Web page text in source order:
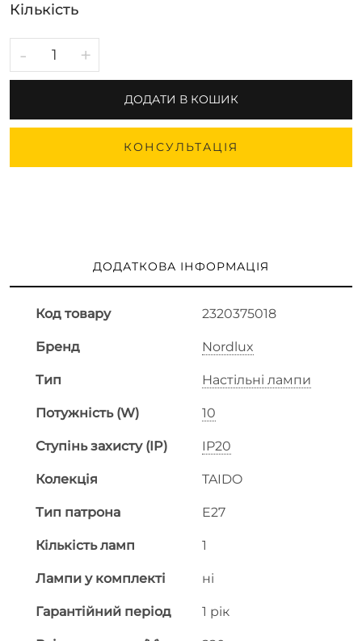
Кількість
- +
ДОДАТИ В КОШИК
КОНСУЛЬТАЦІЯ
ДОДАТКОВА ІНФОРМАЦІЯ
Код товару 2320375018
Бренд Nordlux
Тип Настільні лампи
Потужність (W) 10
Ступінь захисту (IP) IP20
Колекція TAIDO
Тип патрона E27
Кількість ламп 1
Лампи у комплекті ні
Гарантійний період 1 рік